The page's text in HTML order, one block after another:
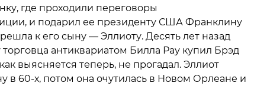
где проходили переговоры
и подарил ее президенту США Франклину
к его сыну — Эллиоту. Десять лет назад
антиквариатом Билла Рау купил Брэд
выясняется теперь, не прогадал. Эллиот
в 60-х, потом она очутилась в Новом Орлеане и